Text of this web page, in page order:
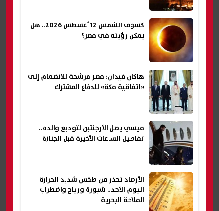
كسوف الشمس 12 أغسطس 2026.. هل
يمكن رؤيته في مصر؟
هاكان فيدان: مصر مرشحة للانضمام إلى
«اتفاقية مكة» للدفاع المشترك
ميسي يصل الأرجنتين لتوديع والده..
تفاصيل الساعات الأخيرة قبل الجنازة
الأرصاد تحذر من طقس شديد الحرارة
اليوم الأحد.. شبورة ورياح واضطراب
الملاحة البحرية